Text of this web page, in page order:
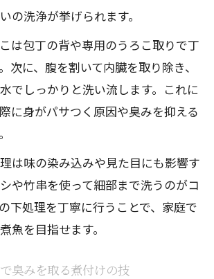
の洗浄が挙げられます。
は包丁の背や専用のうろこ取りで丁
次に、腹を割いて内臓を取り除き、
でしっかりと洗い流します。これに
に身がパサつく原因や臭みを抑える
は味の染み込みや見た目にも影響す
や竹串を使って細部まで洗うのがコ
下処理を丁寧に行うことで、家庭で
魚を目指せます。
臭みを取る煮付けの技